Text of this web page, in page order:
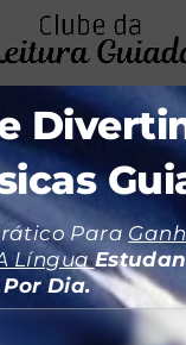
Para
Língua
Dia.